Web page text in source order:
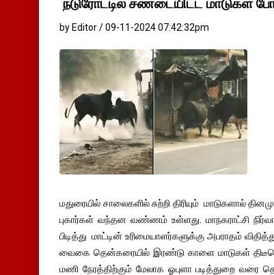
நடுரோட்டில் சண்டையிட்ட மாடுகள்
by Editor / 09-11-2024 07:42:32pm
மதுரையில் சாலைகளில் சுற்றி திரியும் மாடுகளால்
புகார்கள் வந்தன வண்ணம் உள்ளது. மாநகராட்சி
பிடித்து மாட்டின் உரிமையாளர்களுக்கு அபராதம்
வைகை தென்கரையில் இரண்டு காளை மாடுகள்
மணி நேரத்திற்கும் மேலாக ஓபுளா படித்துறை